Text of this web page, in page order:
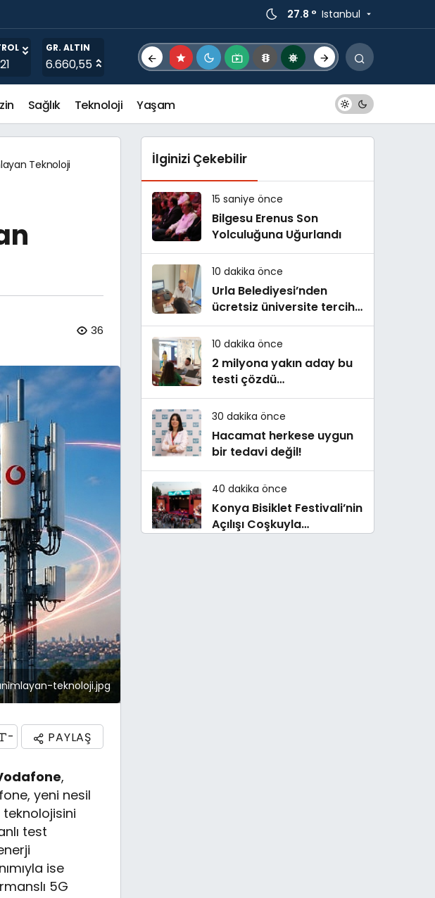
27.8 ° Istanbul
GR. ALTIN
6.660,55
Sağlık Teknoloji Yaşam
Teknoloji
36
teknoloji.jpg
- PAYLAŞ
,
yeni nesil
teknolojisini
test
ise
5G
İlginizi Çekebilir
15 saniye önce
Bilgesu Erenus Son
Yolculuğuna Uğurlandı
10 dakika önce
Urla Belediyesi’nden
ücretsiz üniversite tercih
danışmanlığı
10 dakika önce
2 milyona yakın aday bu
testi çözdü…
30 dakika önce
Hacamat herkese uygun
bir tedavi değil!
40 dakika önce
Konya Bisiklet Festivali’nin
Açılışı Coşkuyla